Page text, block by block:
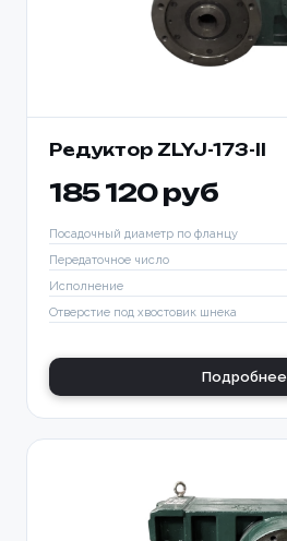
Редуктор ZLYJ-173-II
185 120 руб
Посадочный диаметр по фланцу
Передаточное число
Исполнение
Отверстие под хвостовик шнека
Подробнее